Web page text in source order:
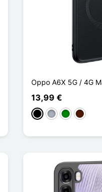
Oppo A6X 5G / 4G
13,99 €
Schwarz
GrauGrün